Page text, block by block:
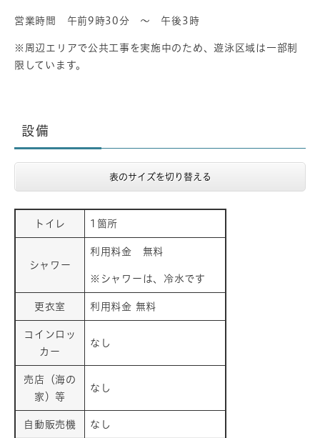
​営業時間 午前9時30分 ～ 午後3時
※周辺エリアで公共工事を実施中のため、遊泳区域は一部制
限しています。
設備
表のサイズを切り替える
トイレ 1箇所
シャワー
利用料金 無料
※シャワーは、冷水です
更衣室 利用料金 無料
コインロッ
カー
なし
売店（海の
家）等
なし
自動販売機 なし